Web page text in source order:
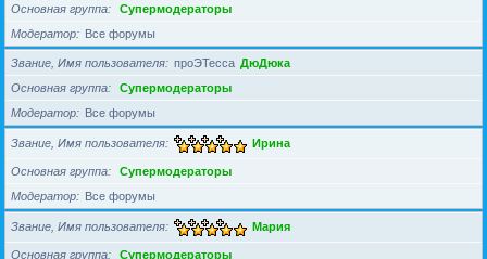
Основная группа
Супермодераторы
Модератор
Все форумы
Звание, Имя пользователя проЭТесса ДюДюка
Основная группа
Супермодераторы
Модератор
Все форумы
Звание, Имя пользователя Ирина
Основная группа
Супермодераторы
Модератор
Все форумы
Звание, Имя пользователя Мария
Основная группа Супермодераторы